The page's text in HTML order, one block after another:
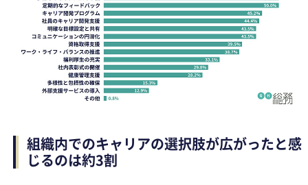
組織内でのキャリアの選択肢が広がったと感
じるのは約3割